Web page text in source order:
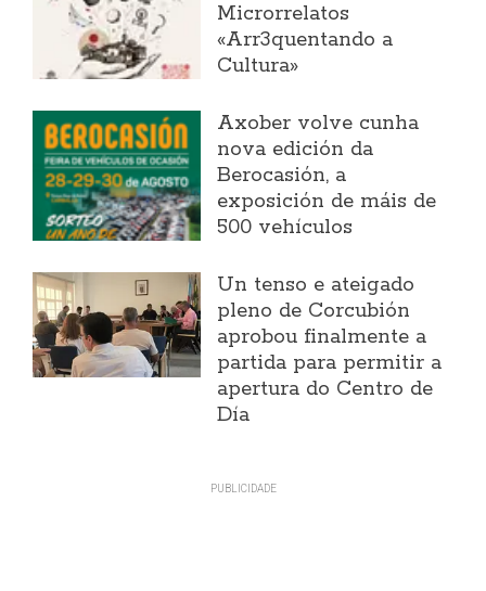
Microrrelatos
«Arr3quentando a
Cultura»
Axober volve cunha
nova edición da
Berocasión, a
exposición de máis de
500 vehículos
Un tenso e ateigado
pleno de Corcubión
aprobou finalmente a
partida para permitir a
apertura do Centro de
Día